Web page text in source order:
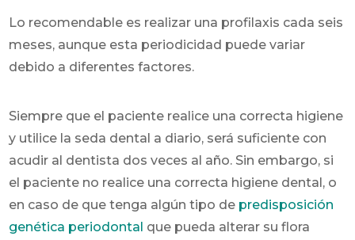
Lo recomendable es realizar una profilaxis cada seis
meses, aunque esta periodicidad puede variar
debido a diferentes factores.
Siempre que el paciente realice una correcta higiene
y utilice la seda dental a diario, será suficiente con
acudir al dentista dos veces al año. Sin embargo, si
el paciente no realice una correcta higiene dental, o
en caso de que tenga algún tipo de predisposición
genética periodontal que pueda alterar su flora